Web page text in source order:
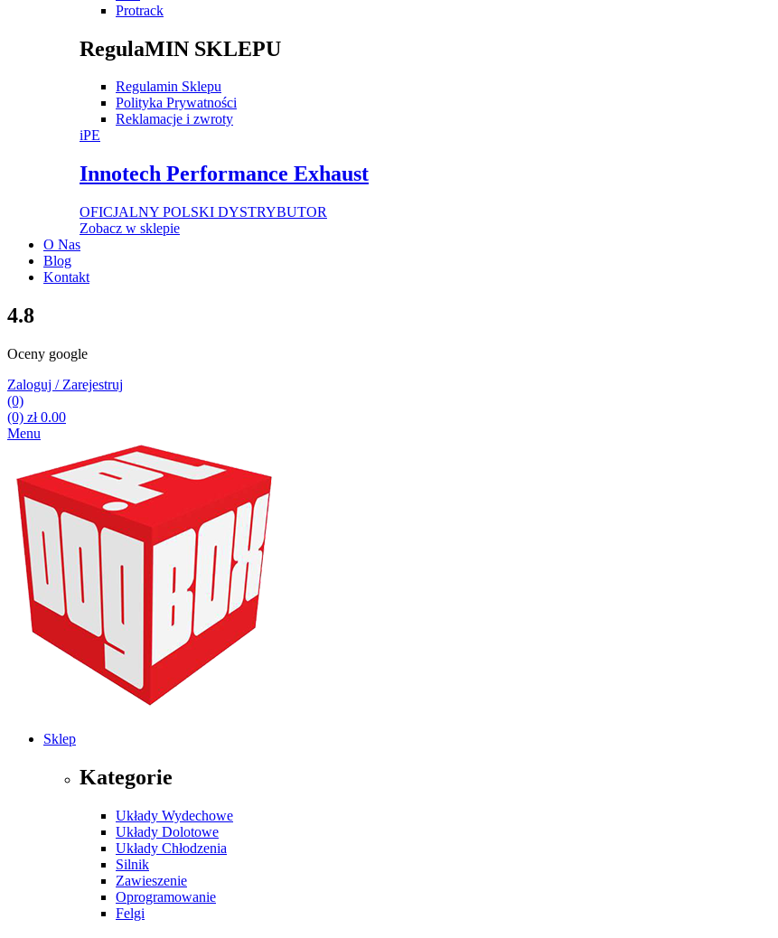
Protrack
RegulaMIN SKLEPU
Regulamin Sklepu
Polityka Prywatności
Reklamacje i zwroty
iPE
Innotech Performance Exhaust
OFICJALNY POLSKI DYSTRYBUTOR
Zobacz w sklepie
O Nas
Blog
Kontakt
4.8
Oceny google
Zaloguj / Zarejestruj
(0)
(0) zł0.00
Menu
Sklep
Kategorie
Układy Wydechowe
Układy Dolotowe
Układy Chłodzenia
Silnik
Zawieszenie
Oprogramowanie
Felgi